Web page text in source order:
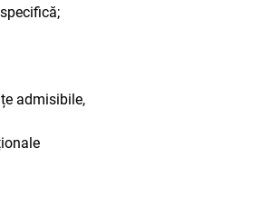
admisibile,